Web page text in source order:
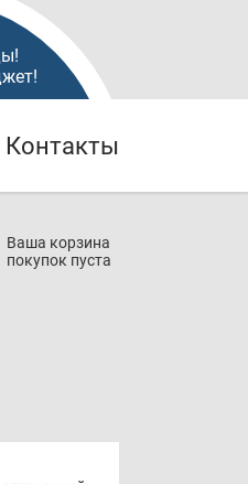
Контакты
Ваша корзина
покупок пуста